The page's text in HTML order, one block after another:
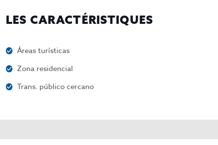
LES CARACTÉRISTIQUES
Áreas turísticas
Zona residencial
Trans. público cercano